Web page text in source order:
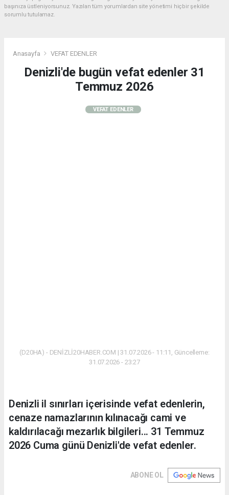
başınıza üstleniyorsunuz. Yazılan tüm yorumlardan site yönetimi hiçbir şekilde
sorumlu tutulamaz.
Anasayfa VEFAT EDENLER
Denizli'de bugün vefat edenler 31
Temmuz 2026
VEFAT EDENLER
(D20HA) - DENİZLİ20HABER.COM | 31.07.2026 - 11:11, Güncelleme:
31.07.2026 - 23:27
Denizli il sınırları içerisinde vefat edenlerin,
cenaze namazlarının kılınacağı cami ve
kaldırılacağı mezarlık bilgileri... 31 Temmuz
2026 Cuma günü Denizli'de vefat edenler.
ABONE OL